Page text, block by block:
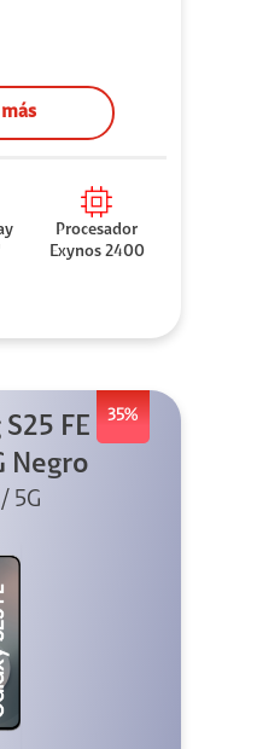
Procesador
Exynos 2400
35%
FE
Negro
5G